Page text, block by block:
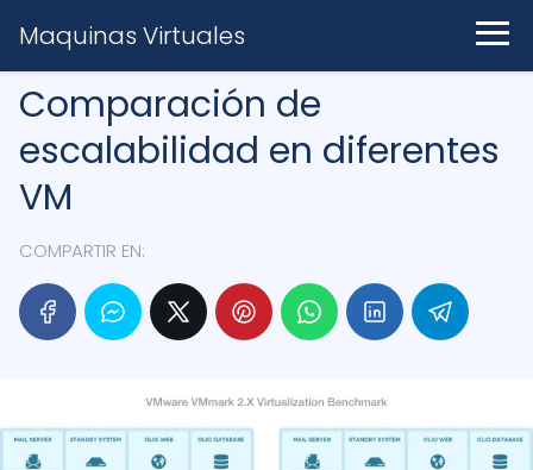
Maquinas Virtuales
Comparación de
escalabilidad en diferentes
VM
COMPARTIR EN: